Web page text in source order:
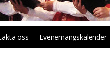
oss Evenemangskalender